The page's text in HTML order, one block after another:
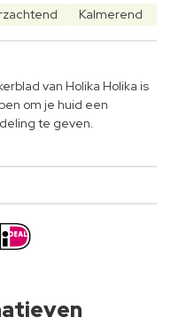
Kalmerend
van Holika Holika is
om je huid een
te geven.